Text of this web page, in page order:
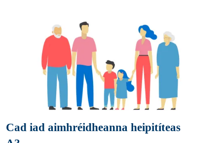
Cad iad aimhréidheanna heipitíteas